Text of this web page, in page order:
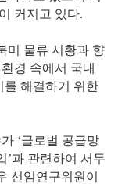
커지고 있다.
미 물류 시황과 향
경 속에서 국내
를 해결하기 위한
‘글로벌 공급망
’과 관련하여 서두
선임연구위원이